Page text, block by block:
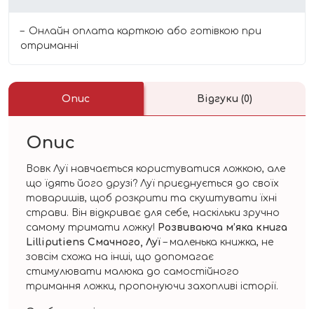
Онлайн оплата карткою або готівкою при
отриманні
Опис Відгуки (0)
Опис
Вовк Луї навчається користуватися ложкою, але
що їдять його друзі? Луї приєднується до своїх
товаришів, щоб розкрити та скуштувати їхні
страви. Він відкриває для себе, наскільки зручно
самому тримати ложку! Розвиваюча м’яка книга
Lilliputiens Смачного, Луї– маленька книжка, не
зовсім схожа на інші, що допомагає
стимулювати малюка до самостійного
тримання ложки, пропонуючи захопливі історії.